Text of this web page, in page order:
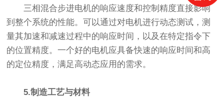
三相混合步进电机的响应速度和控制精度直接影响
到整个系统的性能。可以通过对电机进行动态测试，测
量其加速和减速过程中的响应时间，以及在特定指令下
的位置精度。一个好的电机应具备快速的响应时间和高
的定位精度，满足高动态应用的需求。
5.制造工艺与材料